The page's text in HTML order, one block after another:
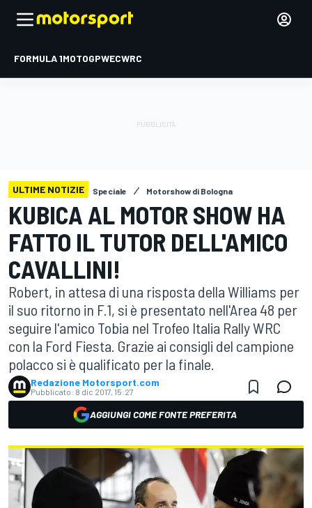
FORMULA 1MOTOGPWECWRC
ULTIME NOTIZIE Speciale Motorshow di Bologna
KUBICA AL MOTOR SHOW HA
FATTO IL TUTOR DELL'AMICO
CAVALLINI!
Robert, in attesa di una risposta della Williams per
il suo ritorno in F.1, si è presentato nell'Area 48 per
seguire l'amico Tobia nel Trofeo Italia Rally WRC
con la Ford Fiesta. Grazie ai consigli del campione
polacco si è qualificato per la finale.
Redazione Motorsport.com
Pubblicato: 8 dic 2017, 15:27
AGGIUNGI COME FONTE PREFERITA